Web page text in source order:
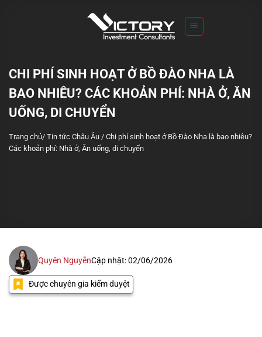
CHI PHÍ SINH HOẠT Ở BỒ ĐÀO NHA LÀ
BAO NHIÊU? CÁC KHOẢN PHÍ: NHÀ Ở, ĂN
UỐNG, DI CHUYỂN
Trang chủ/ Tin tức Châu Âu / Chi phí sinh hoạt ở Bồ Đào Nha là bao nhiêu?
Các khoản phí: Nhà ở, Ăn uống, di chuyển
Quyên NguyễnCập nhật: 02/06/2026
Được chuyên gia kiểm duyệt